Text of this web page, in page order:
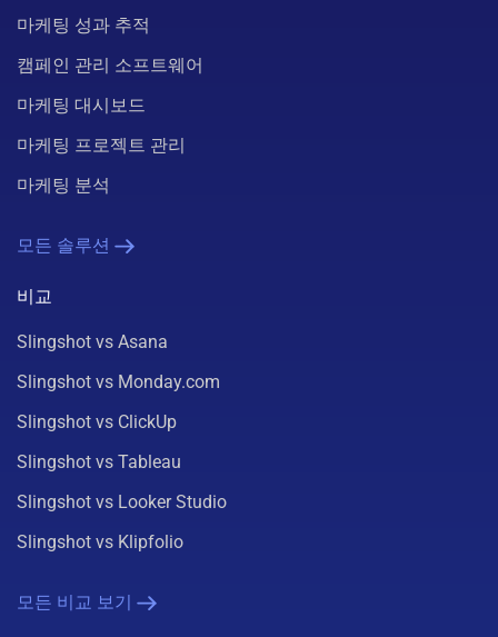
마케팅 성과 추적
캠페인 관리 소프트웨어
마케팅 대시보드
마케팅 프로젝트 관리
마케팅 분석
모든 솔루션
비교
Slingshot vs Asana
Slingshot vs Monday.com
Slingshot vs ClickUp
Slingshot vs Tableau
Slingshot vs Looker Studio
Slingshot vs Klipfolio
모든 비교 보기